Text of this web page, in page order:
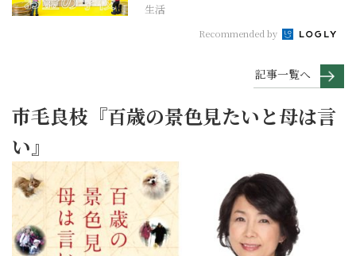
生活
Recommended by
記事一覧へ
市毛良枝『百歳の景色見たいと母は言
い』